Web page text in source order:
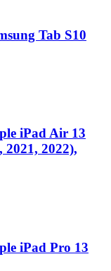
Tab S10
iPad Air 13
2021, 2022),
iPad Pro 13